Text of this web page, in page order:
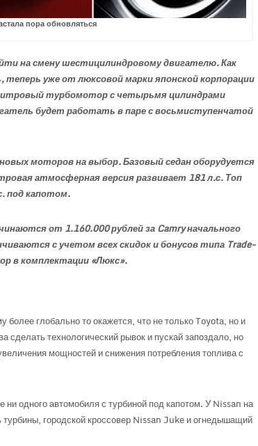
пора обновляться
на смену шестицилиндровому двигателю. Как
уже от люксовой марки японской корпорации
турбомотор с четырьмя цилиндрами
будет работать в паре с восьмиступенчатой
моторов на выбор. Базовый седан оборудуется
атмосферная версия развивает 181 л.с. Топ
под капотом.
от 1.160.000 рублей за Camry начального
с учетом всех скидок и бонусов типа Trade-
в комплектации «Люкс».
более глобально то окажется, что не только Toyota, но и
технологический рывок и пускай запоздало, но
мощностей и снижения потребления топлива с
одного автомобиля с турбиной под капотом. У Nissan на
городской кроссовер Nissan Juke и огнедышащий